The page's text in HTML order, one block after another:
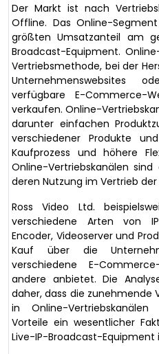
Der Markt ist nach
Offline. Das Online-
größten Umsatzanteil am
Broadcast-Equipment.
Vertriebsmethode, bei der
Unternehmenswebsites
verfügbare E-Commerce-
verkaufen. Online-
darunter einfachen
verschiedener Produkte
Kaufprozess und höhere
Online-Vertriebskanälen
deren Nutzung im Vertrieb der
Ross Video Ltd.
verschiedene Arten von
Encoder, Videoserver und
Kauf über die
verschiedene E-
andere anbietet. Die
daher, dass die zunehmende
in Online-
Vorteile ein wesentlicher
Live-IP-Broadcast-Equipment